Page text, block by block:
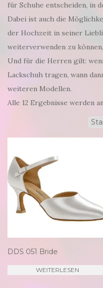
für Schuhe entscheiden, in
Dabei ist auch die
der Hochzeit in seiner
weiterverwenden zu
Und für die Herren gilt:
Lackschuh tragen, wann
weiteren Modellen.
Alle 12 Ergebnisse werden
DDS 051 Bride
WEITERLESEN